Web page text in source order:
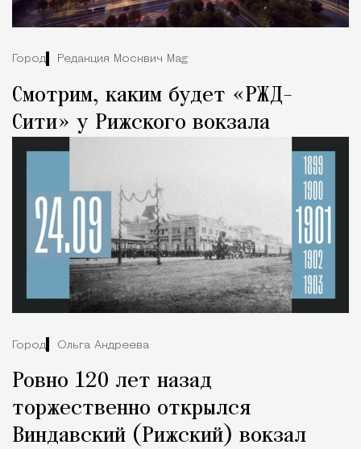
Город Редакция Москвич Mag
Смотрим, каким будет «РЖД-
Сити» у Рижского вокзала
Город Ольга Андреева
Ровно 120 лет назад
торжественно открылся
Виндавский (Рижский) вокзал